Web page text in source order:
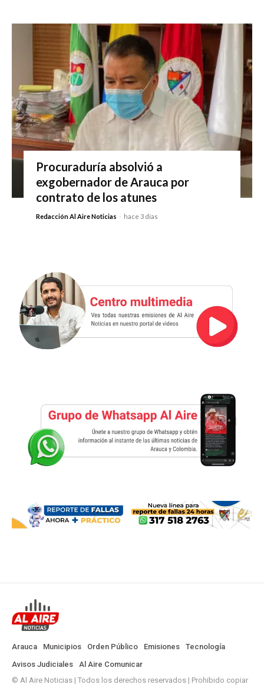
Procuraduría absolvió a
exgobernador de Arauca por
contrato de los atunes
Redacción Al Aire Noticias - hace 3 días
Arauca Municipios Orden Público Emisiones
Tecnología
Avisos Judiciales
Al Aire Comunicar
© Al Aire Noticias | Todos los derechos reservados | Prohibido copiar